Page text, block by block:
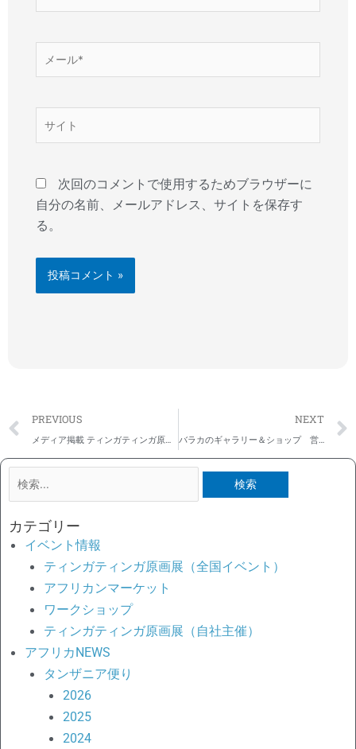
*
次回のコメントで使用するためブラウザーに
自分の名前、メールアドレス、サイトを保存す
る。
Prev
PREVIOUS NEXT
バラカのギャラリー＆ショップ 営業再開のお知らせ
検
対
象:
カテゴリー
イベント情報
ティンガティンガ原画展（全国イベント）
アフリカンマーケット
ワークショップ
ティンガティンガ原画展（自社主催）
アフリカNEWS
タンザニア便り
2026
2025
2024